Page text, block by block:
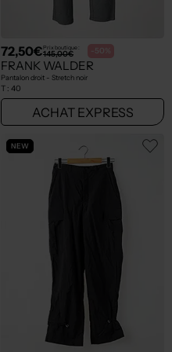
72,50€Prix boutique :
145,00€ -50%
FRANK WALDER
Pantalon droit - Stretch noir
T : 40
ACHAT EXPRESS
NEW